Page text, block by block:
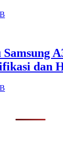
dan